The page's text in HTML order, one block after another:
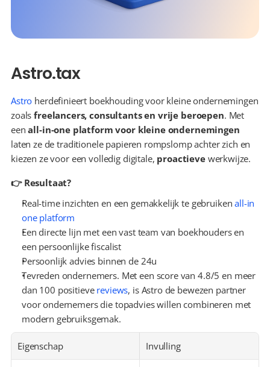
Astro.tax
Astro herdefinieert boekhouding voor kleine ondernemingen
zoals freelancers, consultants en vrije beroepen. Met
een all-in-one platform voor kleine ondernemingen
laten ze de traditionele papieren rompslomp achter zich en
kiezen ze voor een volledig digitale, proactieve werkwijze.
👉 Resultaat?
Real-time inzichten en een gemakkelijk te gebruiken all-in
one platform
Een directe lijn met een vast team van boekhouders en
een persoonlijke fiscalist
Persoonlijk advies binnen de 24u
Tevreden ondernemers. Met een score van 4.8/5 en meer
dan 100 positieve reviews, is Astro de bewezen partner
voor ondernemers die topadvies willen combineren met
modern gebruiksgemak.
Eigenschap Invulling